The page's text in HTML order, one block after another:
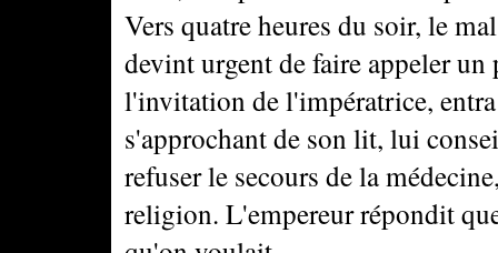
Vers quatre heures du soir, le
devint urgent de faire appeler
l'invitation de l'impératrice,
s'approchant de son lit, lui
refuser le secours de la
religion. L'empereur répondit